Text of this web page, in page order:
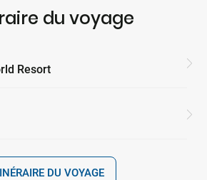
du voyage
Resort
DU VOYAGE